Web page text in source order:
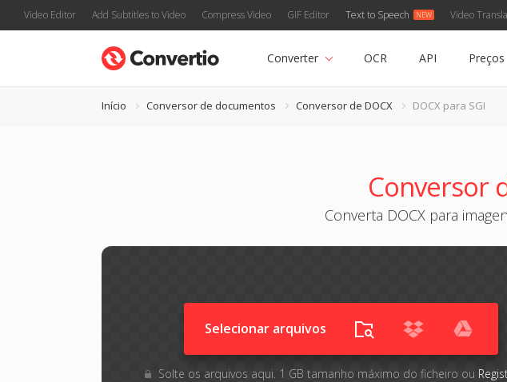
Video Editor Add Subtitles to Video Compress Video GIF Editor Text to Speech Video
Converter OCR API Preços
Início Conversor de documentos Conversor de DOCX DOCX para SGI
Conversor
Converta DOCX para
Selecionar arquivos
Solte os arquivos aqui. 1 GB tamanho máximo do ficheiro ou